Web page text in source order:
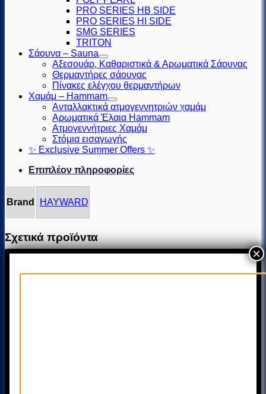
PRO SERIES HB SIDE
PRO SERIES HI SIDE
SMG SERIES
TRITON
Σάουνα – Sauna
Αξεσουάρ, Καθαριστικά & Αρωματικά Σάουνας
Θερμαντήρες σάουνας
Πίνακες ελέγχου θερμαντήρων
Χαμάμ – Hammam
Ανταλλακτικά ατμογεννητριών χαμάμ
Αρωματικά Έλαια Hammam
Ατμογεννήτριες Χαμάμ
Στόμια εισαγωγής
✨ Exclusive Summer Offers ✨
Επιπλέον πληροφορίες
Brand HAYWARD
Σχετικά προϊόντα
×